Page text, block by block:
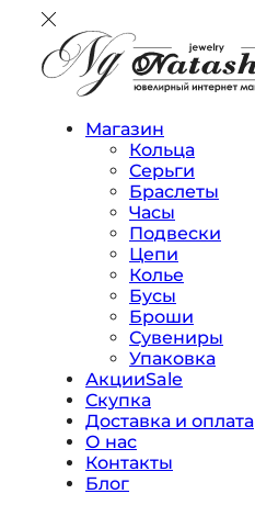
Магазин
Кольца
Серьги
Браслеты
Часы
Подвески
Цепи
Колье
Бусы
Броши
Сувениры
Упаковка
АкцииSale
Скупка
Доставка и оплата
О нас
Контакты
Блог